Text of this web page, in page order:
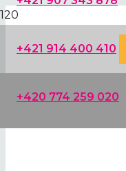
+421 914 400 410
+420 774 259 020